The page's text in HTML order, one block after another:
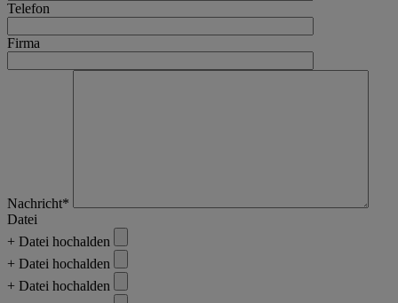
Telefon
Firma
Nachricht*
Datei
+ Datei hochalden
+ Datei hochalden
+ Datei hochalden